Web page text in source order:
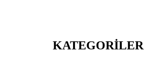
KATEGORİLER